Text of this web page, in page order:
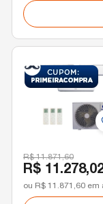
R$ 11.871,60
R$
ou R$ 11.871,60 em